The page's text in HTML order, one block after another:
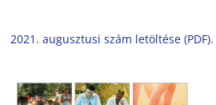
2021. augusztusi szám letöltése (PDF).